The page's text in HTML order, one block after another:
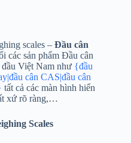
scales – Đầu cân
các sản phẩm Đầu cân
đầu Việt Nam như {đầu
cân CAS|đầu cân
tất cả các màn hình hiển
xứ rõ ràng,…
Scales